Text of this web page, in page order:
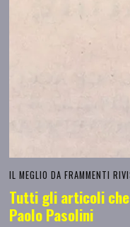
IL MEGLIO DA FRAMMENTI
Tutti gli articoli
Paolo Pasolini